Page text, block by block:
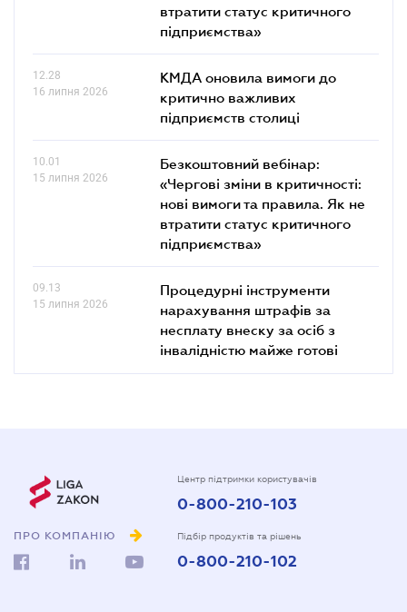
втратити статус критичного
підприємства»
12.28
16 липня 2026
КМДА оновила вимоги до
критично важливих
підприємств столиці
10.01
15 липня 2026
Безкоштовний вебінар:
«Чергові зміни в критичності:
нові вимоги та правила. Як не
втратити статус критичного
підприємства»
09.13
15 липня 2026
Процедурні інструменти
нарахування штрафів за
несплату внеску за осіб з
інвалідністю майже готові
ПРО КОМПАНІЮ
Центр підтримки користувачів
0-800-210-103
Підбір продуктів та рішень
0-800-210-102